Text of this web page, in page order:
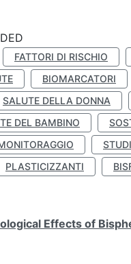
FATTORI DI RISCHIO
BIOMARCATORI
SALUTE DELLA DONNA
DEL BAMBINO
PLASTICIZZANTI
Effects of